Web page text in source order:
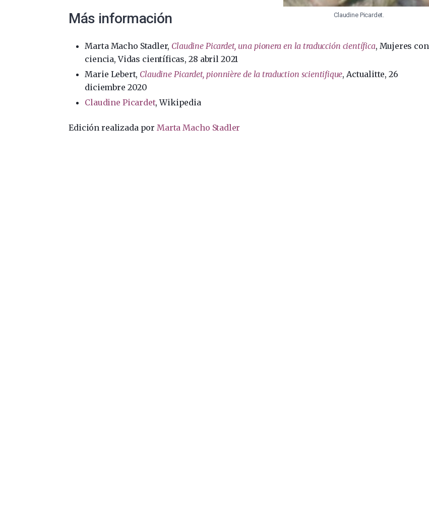
Claudine Picardet.
Más información
Marta Macho Stadler, Claudine Picardet, una pionera en la traducción científica, Mujeres con
ciencia, Vidas científicas, 28 abril 2021
Marie Lebert, Claudine Picardet, pionnière de la traduction scientifique, Actualitte, 26
diciembre 2020
Claudine Picardet, Wikipedia
Edición realizada por Marta Macho Stadler